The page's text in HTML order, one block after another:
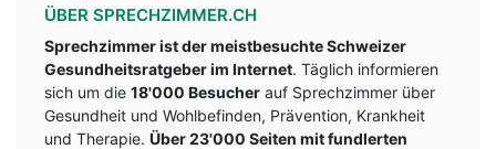
ÜBER SPRECHZIMMER.CH
Sprechzimmer ist der meistbesuchte Schweizer
Gesundheitsratgeber im Internet. Täglich informieren
sich um die 18'000 Besucher auf Sprechzimmer über
Gesundheit und Wohlbefinden, Prävention, Krankheit
und Therapie. Über 23'000 Seiten mit fundlerten